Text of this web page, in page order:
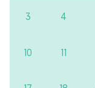
3 4
10 11